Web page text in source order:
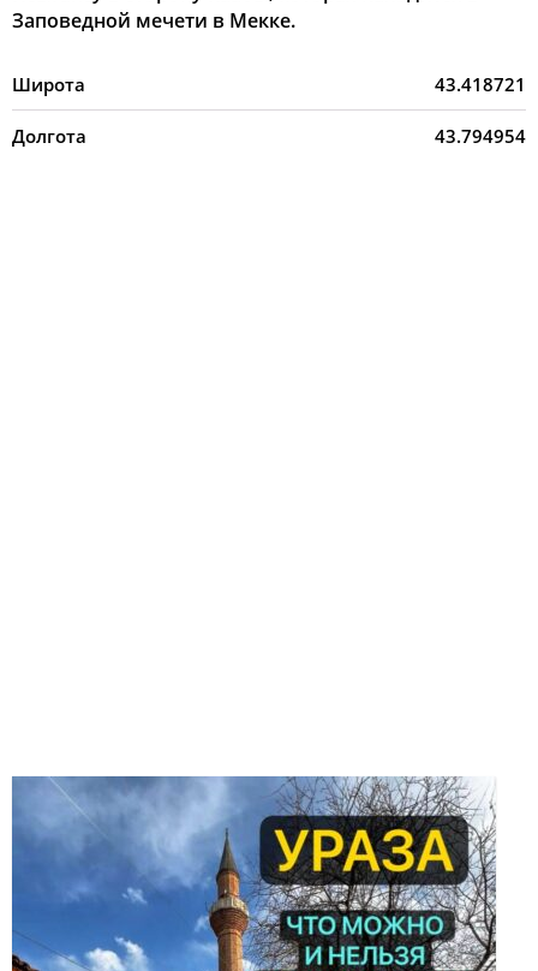
Заповедной мечети в Мекке.
Широта 43.418721
Долгота 43.794954